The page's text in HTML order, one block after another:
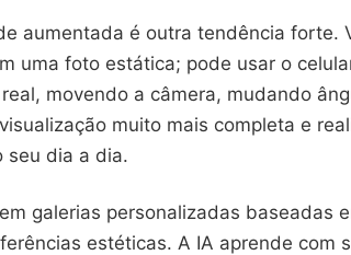
aumentada é outra tendência forte.
uma foto estática; pode usar o
movendo a câmera, mudando
muito mais completa e
seu dia a dia.
galerias personalizadas baseadas
estéticas. A IA aprende com